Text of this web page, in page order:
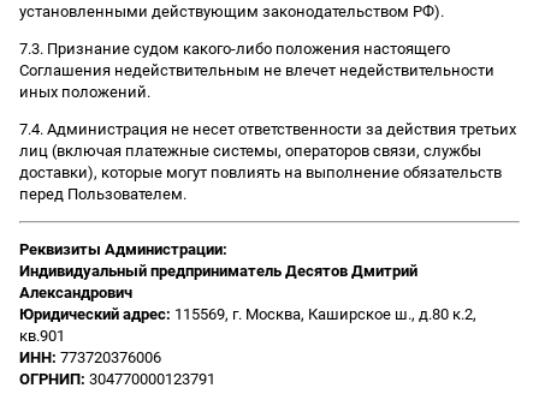
установленными действующим законодательством РФ).
7.3. Признание судом какого-либо положения настоящего
Соглашения недействительным не влечет недействительности
иных положений.
7.4. Администрация не несет ответственности за действия третьих
лиц (включая платежные системы, операторов связи, службы
доставки), которые могут повлиять на выполнение обязательств
перед Пользователем.
Реквизиты Администрации:
Индивидуальный предприниматель Десятов Дмитрий
Александрович
Юридический адрес: 115569, г. Москва, Каширское ш., д.80 к.2,
кв.901
ИНН: 773720376006
ОГРНИП: 304770000123791